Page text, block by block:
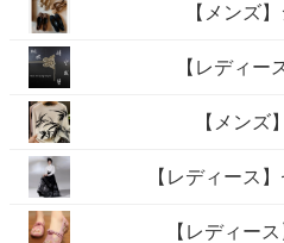
【メンズ
【レディー
【メンズ
【レディース
【レディー